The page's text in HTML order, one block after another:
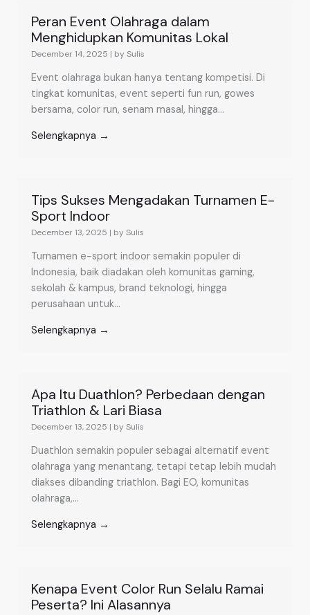
Peran Event Olahraga dalam
Menghidupkan Komunitas Lokal
December 14, 2025 | by Sulis
Event olahraga bukan hanya tentang kompetisi. Di
tingkat komunitas, event seperti fun run, gowes
bersama, color run, senam masal, hingga...
Selengkapnya →
Tips Sukses Mengadakan Turnamen E-
Sport Indoor
December 13, 2025 | by Sulis
Turnamen e-sport indoor semakin populer di
Indonesia, baik diadakan oleh komunitas gaming,
sekolah & kampus, brand teknologi, hingga
perusahaan untuk...
Selengkapnya →
Apa Itu Duathlon? Perbedaan dengan
Triathlon & Lari Biasa
December 13, 2025 | by Sulis
Duathlon semakin populer sebagai alternatif event
olahraga yang menantang, tetapi tetap lebih mudah
diakses dibanding triathlon. Bagi EO, komunitas
olahraga,...
Selengkapnya →
Kenapa Event Color Run Selalu Ramai
Peserta? Ini Alasannya